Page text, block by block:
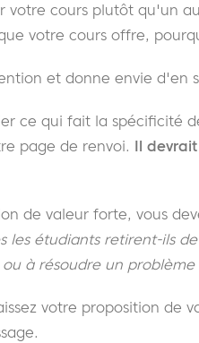
votre cours plutôt qu'un
votre cours offre,
et donne envie d'en
ce qui fait la spécificité
page de renvoi. Il
de valeur forte, vous
les étudiants retirent-ils
à résoudre un problème
votre proposition de